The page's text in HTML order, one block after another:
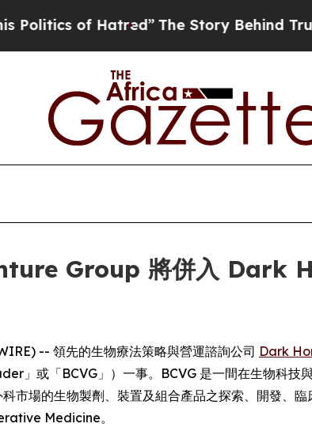
of Hatred”The Story Behind Trump’s
Group 將併入 Dark
-- 領先的生物療法策略與營運諮詢公司 Dark
」或「BCVG」）一事。BCVG 是一間在生物科
市場的生物製劑、裝置及組合產品之探索、開發、
Medicine。